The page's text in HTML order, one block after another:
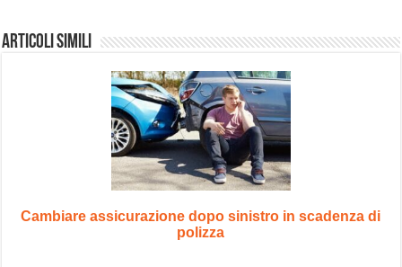
Articoli Simili
Cambiare assicurazione dopo sinistro in scadenza di
polizza